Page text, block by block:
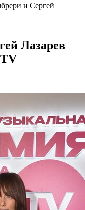
и Сергей
Лазарев